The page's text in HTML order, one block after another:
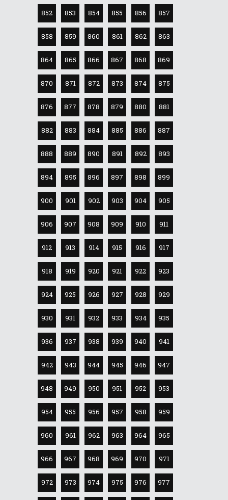
852 853 854 855 856 857
858 859 860 861 862 863
864 865 866 867 868 869
870 871 872 873 874 875
876 877 878 879 880 881
882 883 884 885 886 887
888 889 890 891 892 893
894 895 896 897 898 899
900 901 902 903 904 905
906 907 908 909 910 911
912 913 914 915 916 917
918 919 920 921 922 923
924 925 926 927 928 929
930 931 932 933 934 935
936 937 938 939 940 941
942 943 944 945 946 947
948 949 950 951 952 953
954 955 956 957 958 959
960 961 962 963 964 965
966 967 968 969 970 971
972 973 974 975 976 977